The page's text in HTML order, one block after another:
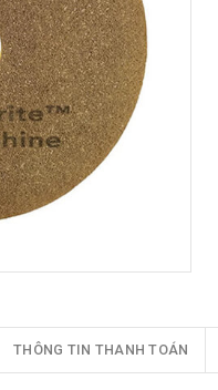
THÔNG TIN THANH TOÁN